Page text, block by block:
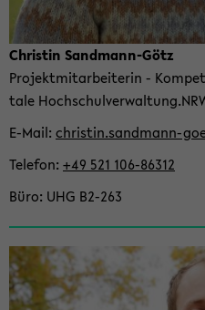
Chris­tin Sandmann-​Götz
Pro­jekt­mit­ar­bei­te­rin -
ta­le
E-​Mail chris­tin.sandmann-​
Te­le­fon +49 521 106-​86312
Büro UHG B2-​263